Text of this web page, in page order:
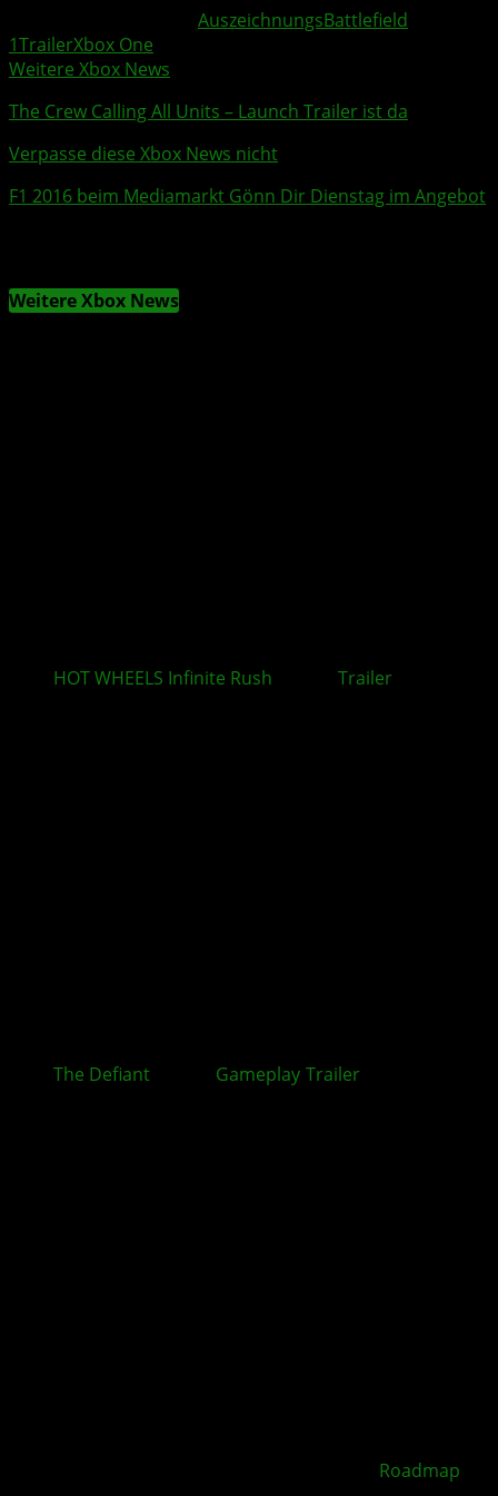
AuszeichnungsBattlefield
1TrailerXbox One
Weitere Xbox News
The Crew Calling All Units – Launch Trailer ist da
Verpasse diese Xbox News nicht
F1 2016 beim Mediamarkt Gönn Dir Dienstag im Angebot
Weitere Xbox News
HOT WHEELS Infinite Rush Trailer
The Defiant Gameplay Trailer
Roadmap